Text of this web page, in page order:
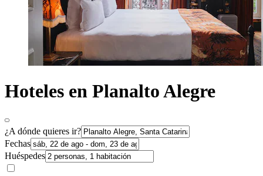
Hoteles en Planalto Alegre
¿A dónde quieres ir?
Fechas
Huéspedes